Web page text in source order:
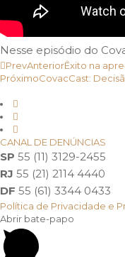
Nesse episódio do
PrevAnteriorÊxito na
PróximoCovacCast:
CANAL DE DENÚNCIAS
SP 55 (11) 3129-2455
RJ 55 (21) 2114 4440
DF 55 (61) 3344 0433
Política de Privacidade e
Abrir bate-papo